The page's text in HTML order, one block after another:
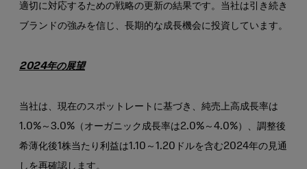
適切に対応するための戦略の更新の結果です。当社は引き続き
ブランドの強みを信じ、長期的な成長機会に投資しています。
2024年の展望
当社は、現在のスポットレートに基づき、純売上高成長率は
1.0%～3.0%（オーガニック成長率は2.0%～4.0%）、調整後
希薄化後1株当たり利益は1.10～1.20ドルを含む2024年の見通
しを再確認します。